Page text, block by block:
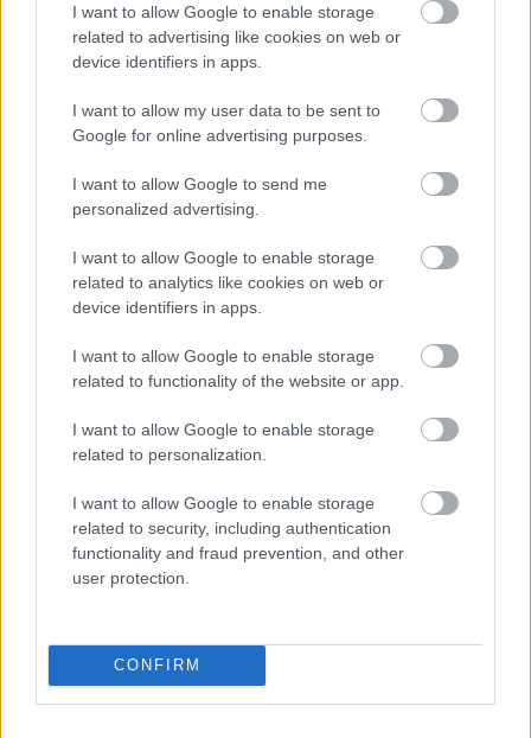
I want to allow Google to enable storage
related to advertising like cookies on web or
device identifiers in apps.
I want to allow my user data to be sent to
Google for online advertising purposes.
I want to allow Google to send me
personalized advertising.
I want to allow Google to enable storage
related to analytics like cookies on web or
device identifiers in apps.
I want to allow Google to enable storage
related to functionality of the website or app.
I want to allow Google to enable storage
related to personalization.
I want to allow Google to enable storage
related to security, including authentication
functionality and fraud prevention, and other
user protection.
CONFIRM
A Beketow Cirkusz
A főváros 1935-ben újfent bérleti pályázatot írt ki,
amit egy városligeti vállalkozó,Fényes György
épülete a második világháborúban megsérült, de
gyorsan kijavították, és már 1945 júliusában
épületegyüttes az évtizedek alatt elhasználódott,
ezért 1968-ban lebontásáról és egy teljesen új
cirkuszépület felépítéséről döntöttek.